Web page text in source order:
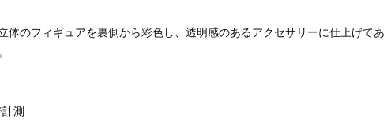
のフィギュアを裏側から彩色し、透明感のあるアクセサリーに仕上げてあ
測